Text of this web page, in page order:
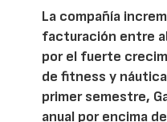
La compañía
facturación entre
por el fuerte
de fitness y
primer semestre,
anual por encima